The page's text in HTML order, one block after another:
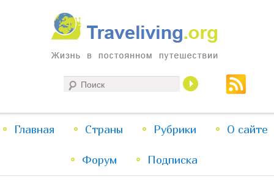
Traveliving
Жизнь в постоянном путешествии
меню
Перейти
к
Перейти
к
Главная Страны Рубрики О сайте
Форум Подписка